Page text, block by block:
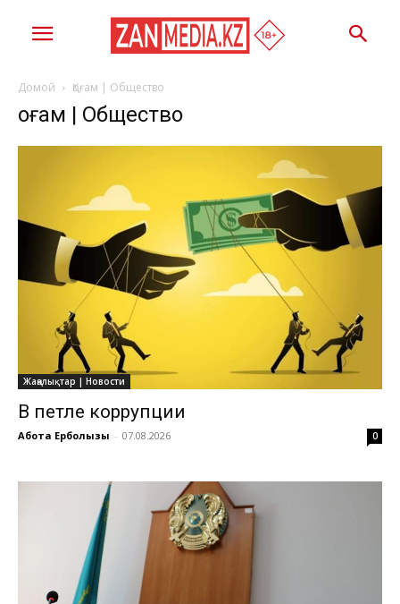
Домой Қоғам | Общество
Қоғам | Общество
Жаңалықтар | Новости
В петле коррупции
Ақбота Ерболқызы - 07.08.2026 0